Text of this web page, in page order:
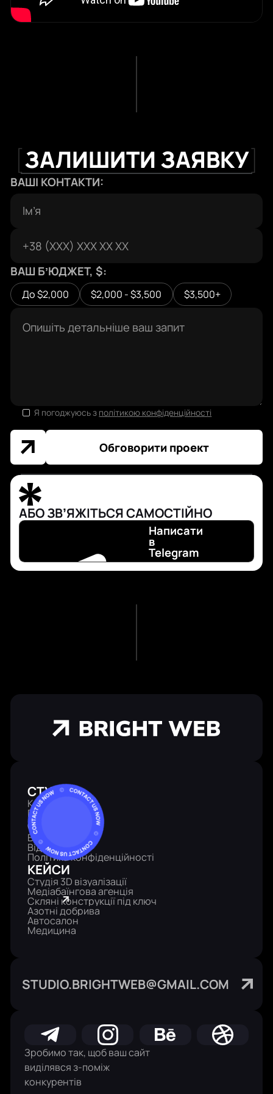
[ЗАЛИШИТИ ЗАЯВКУ]
АБО ЗВʼЯЖІТЬСЯ САМОСТІЙНО
Написати
в
Telegram
ВАШІ КОНТАКТИ:
ВАШ БʼЮДЖЕТ, $:
До $2,000 $2,000 - $3,500 $3,500+
Я погоджуюсь з політикою конфіденційності
Обговорити проект
STUDIO.BRIGHTWEB@GMAIL.COM
Зробимо так, щоб ваш сайт
виділявся з-поміж
конкурентів
СТУДІЯ
Команда
Портфоліо
СЕРВІС
Відгуки
Відео кейси
Політика конфіденційності
КЕЙСИ
Студія 3D візуалізації
Медіабаїнгова агенція
Скляні конструкції під ключ
Азотні добрива
Автосалон
Медицина